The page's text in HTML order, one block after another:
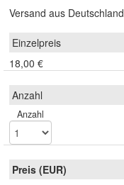
Versand aus Deutschland
18,00 €
Anzahl